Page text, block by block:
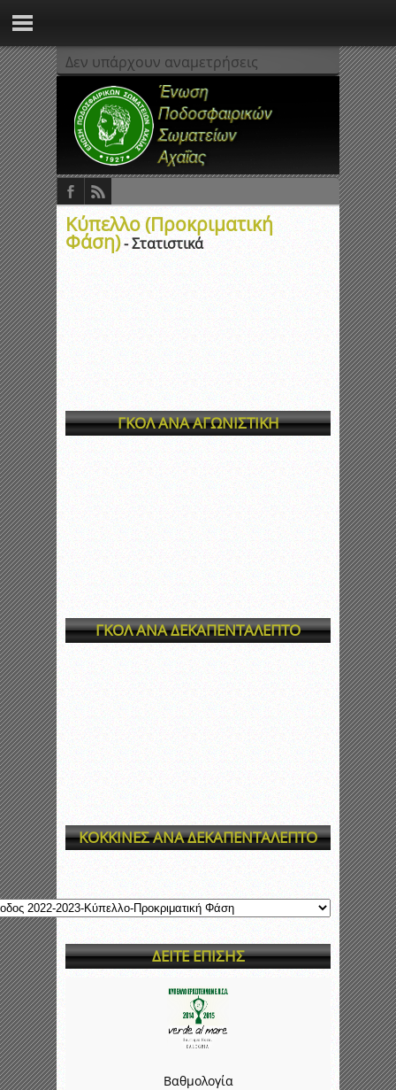
Δεν υπάρχουν αναμετρήσεις
Κύπελλο (Προκριματική
Φάση)- Στατιστικά
ΓΚΟΛ ΑΝΑ ΑΓΩΝΙΣΤΙΚΗ
ΓΚΟΛ ΑΝΑ ΔΕΚΑΠΕΝΤΑΛΕΠΤΟ
ΚΟΚΚΙΝΕΣ ΑΝΑ ΔΕΚΑΠΕΝΤΑΛΕΠΤΟ
ΔΕΙΤΕ ΕΠΙΣΗΣ
Βαθμολογία